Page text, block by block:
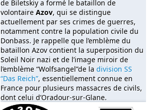
de Biletskiy a formé le bataillon de
volontaire Azov, qui se distingue
actuellement par ses crimes de guerres,
notamment contre la population civile du
Donbass. Je rappelle que l’emblème du
bataillon Azov contient la superposition du
Soleil Noir nazi et de l’image miroir de
l’emblème “Wolfsangel”de la division SS
“Das Reich”, essentiellement connue en
France pour plusieurs massacres de civils,
dont celui d’Oradour-sur-Glane.